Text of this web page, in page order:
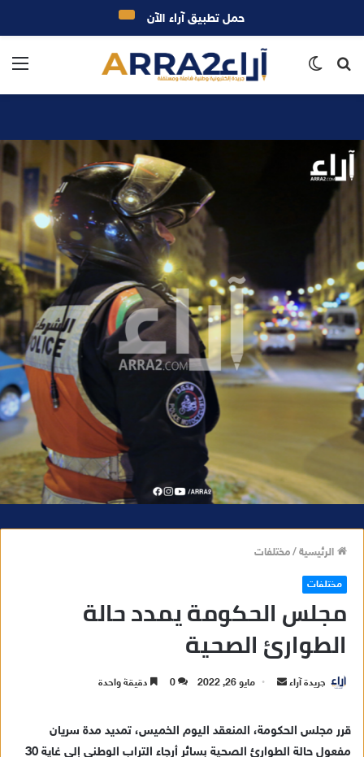
بحث
الرئيسية/مختلفات
مختلفات
مجلس الحكومة يمدد حالة
الطوارئ الصحية
جريدة آراء
أرسل
مايو 26, 2022 0 دقيقة واحدة
قرر مجلس الحكومة، المنعقد اليوم الخميس، تمديد مدة سريان
مفعول حالة الطوارئ الصحية بسائر أرجاء التراب الوطني إلى غاية 30
حمل تطبيق آراء الآن